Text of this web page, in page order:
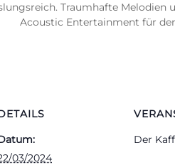
Traumhafte
Acoustic Entertainment für
03/2024
Der